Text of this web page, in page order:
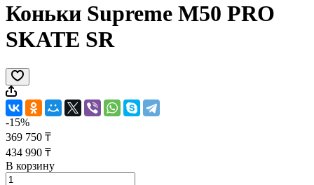
Коньки Supreme M50 PRO
SKATE SR
-15%
369 750 ₸
434 990 ₸
В корзину